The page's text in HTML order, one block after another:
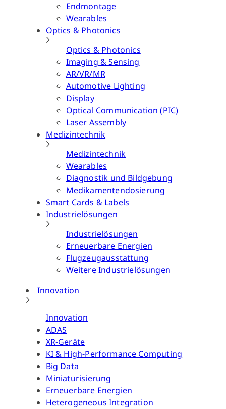
Endmontage
Wearables
Optics & Photonics
Optics & Photonics
Imaging & Sensing
AR/VR/MR
Automotive Lighting
Display
Optical Communication (PIC)
Laser Assembly
Medizintechnik
Medizintechnik
Wearables
Diagnostik und Bildgebung
Medikamentendosierung
Smart Cards & Labels
Industrielösungen
Industrielösungen
Erneuerbare Energien
Flugzeugausstattung
Weitere Industrielösungen
Innovation
Innovation
ADAS
XR-Geräte
KI & High-Performance Computing
Big Data
Miniaturisierung
Erneuerbare Energien
Heterogeneous Integration